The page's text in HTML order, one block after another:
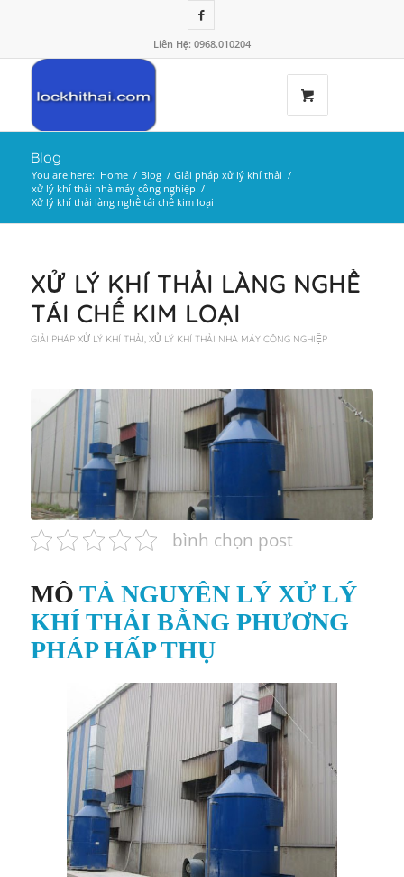
Liên Hệ: 0968.010204
Blog
You are here: Home / Blog / Giải pháp xử lý khí thải /
xử lý khí thải nhà máy công nghiệp /
Xử lý khí thải làng nghề tái chế kim loại
XỬ LÝ KHÍ THẢI LÀNG NGHỀ
TÁI CHẾ KIM LOẠI
GIẢI PHÁP XỬ LÝ KHÍ THẢI, XỬ LÝ KHÍ THẢI NHÀ MÁY CÔNG NGHIỆP
bình chọn post
MÔ TẢ NGUYÊN LÝ XỬ LÝ
KHÍ THẢI BẰNG PHƯƠNG
PHÁP HẤP THỤ